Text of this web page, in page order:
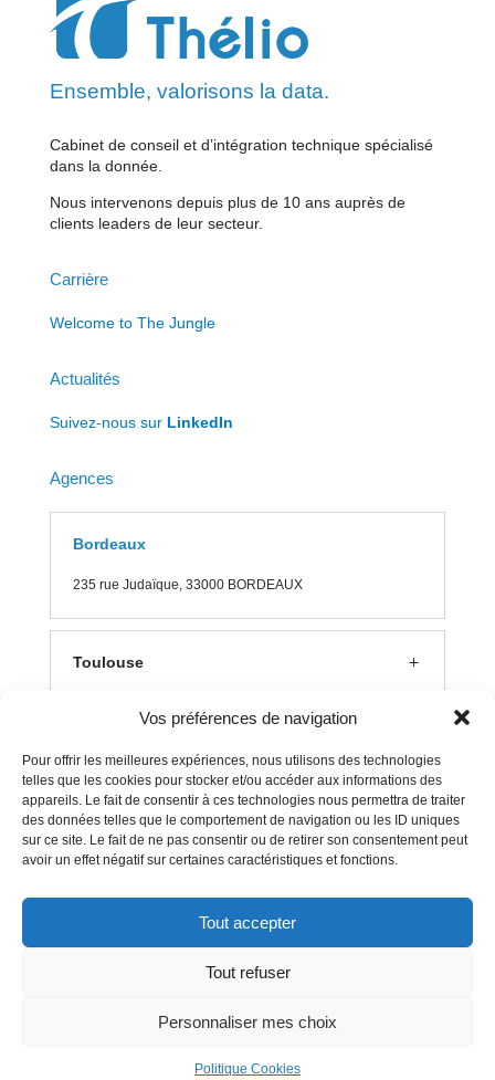
Vos préférences de navigation
Pour offrir les meilleures expériences, nous utilisons des technologies
telles que les cookies pour stocker et/ou accéder aux informations des
appareils. Le fait de consentir à ces technologies nous permettra de traiter
des données telles que le comportement de navigation ou les ID uniques
sur ce site. Le fait de ne pas consentir ou de retirer son consentement peut
avoir un effet négatif sur certaines caractéristiques et fonctions.
Tout accepter
Tout refuser
Personnaliser mes choix
Politique Cookies
Ensemble, valorisons la data.
Cabinet de conseil et d’intégration technique spécialisé
dans la donnée.
Nous intervenons depuis plus de 10 ans auprès de
clients leaders de leur secteur.
Carrière
Welcome to The Jungle
Actualités
Suivez-nous sur LinkedIn
Agences
Bordeaux
235 rue Judaïque, 33000 BORDEAUX
Toulouse
Aix en Provence